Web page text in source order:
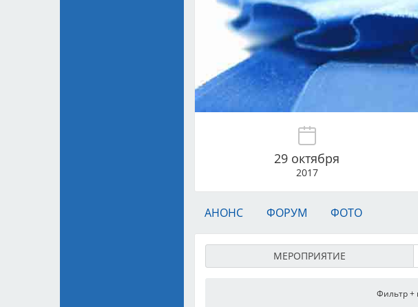
29 октября
2017
АНОНС ФОРУМ ФОТО
МЕРОПРИЯТИЕ